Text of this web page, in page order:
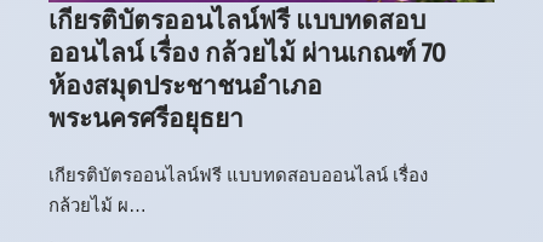
เกียรติบัตรออนไลน์ฟรี แบบทดสอบ
ออนไลน์ เรื่อง กล้วยไม้ ผ่านเกณฑ์ 70
ห้องสมุดประชาชนอำเภอ
พระนครศรีอยุธยา
เกียรติบัตรออนไลน์ฟรี แบบทดสอบออนไลน์ เรื่อง
กล้วยไม้ ผ…